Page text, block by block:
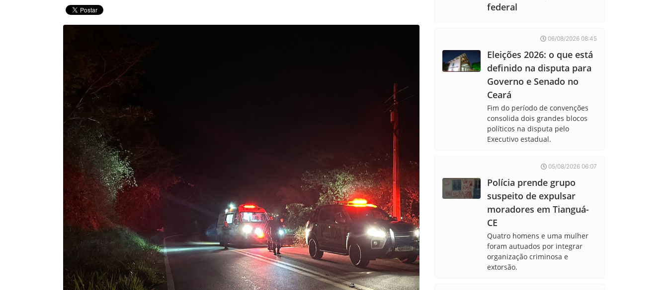
federal
06/08/2026 08:45
Eleições 2026: o que está
definido na disputa para
Governo e Senado no
Ceará
Fim do período de convenções
consolida dois grandes blocos
políticos na disputa pelo
Executivo estadual.
05/08/2026 06:07
Polícia prende grupo
suspeito de expulsar
moradores em Tianguá-
CE
Quatro homens e uma mulher
foram autuados por integrar
organização criminosa e
extorsão.